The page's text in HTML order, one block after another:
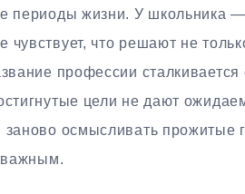
периоды жизни. У школьника
что решают не
профессии
цели не дают
заново осмысливать прожитые
важным.